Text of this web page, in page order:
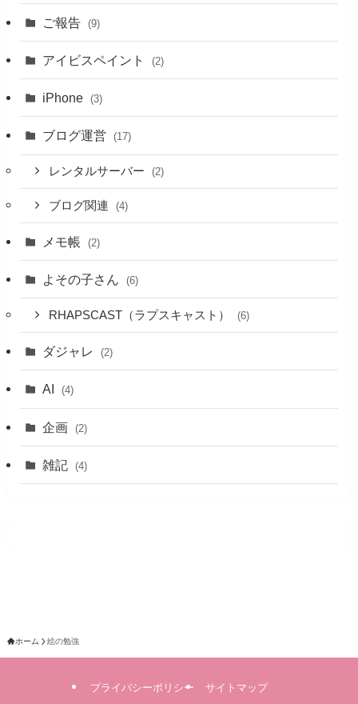
ご報告 (9)
アイビスペイント (2)
iPhone (3)
ブログ運営 (17)
レンタルサーバー (2)
ブログ関連 (4)
メモ帳 (2)
よその子さん (6)
RHAPSCAST（ラプスキャスト） (6)
ダジャレ (2)
AI (4)
企画 (2)
雑記 (4)
ホーム 絵の勉強
プライバシーポリシー サイトマップ